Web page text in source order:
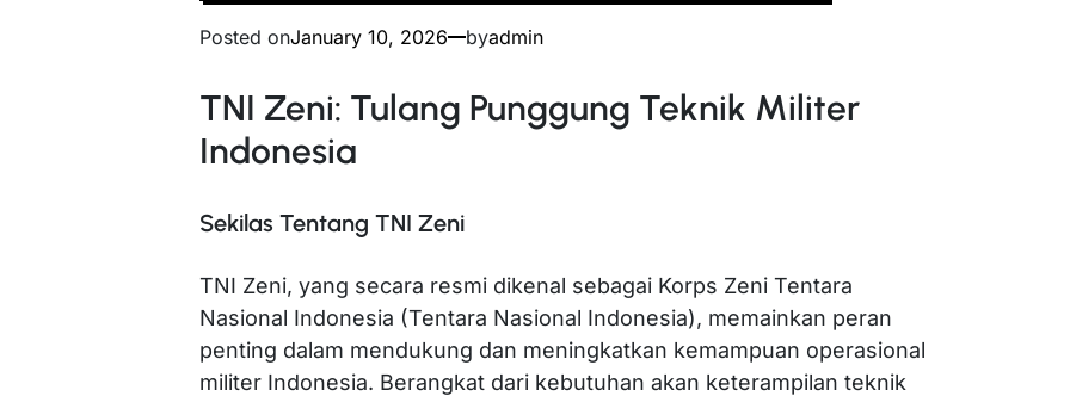
Posted onJanuary 10, 2026 byadmin
TNI Zeni: Tulang Punggung Teknik Militer
Indonesia
Sekilas Tentang TNI Zeni
TNI Zeni, yang secara resmi dikenal sebagai Korps Zeni Tentara
Nasional Indonesia (Tentara Nasional Indonesia), memainkan peran
penting dalam mendukung dan meningkatkan kemampuan operasional
militer Indonesia. Berangkat dari kebutuhan akan keterampilan teknik